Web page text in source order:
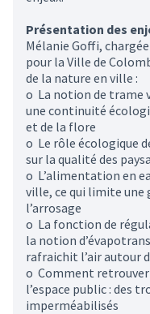
Présentation des
Mélanie Goffi,
pour la Ville de
de la nature en ville :
o La notion de trame
une continuité
et de la flore
o Le rôle écologique
sur la qualité des
o L’alimentation en
ville, ce qui limite une
l’arrosage
o La fonction de
la notion
rafraichit l’air autour
o Comment retrouver
l’espace public : des
imperméabilisés